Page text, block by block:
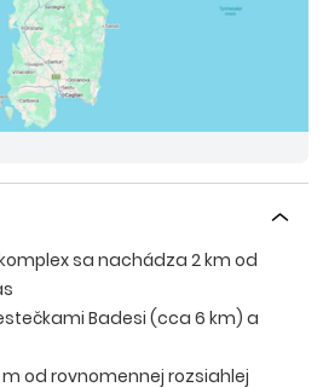
sa nachádza 2 km od
Badesi (cca 6 km) a
od rovnomennej rozsiahlej